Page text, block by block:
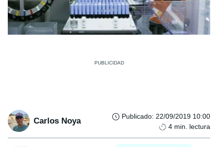
Carlos Noya Publicado: 22/09/2019 10:00
4 min. lectura